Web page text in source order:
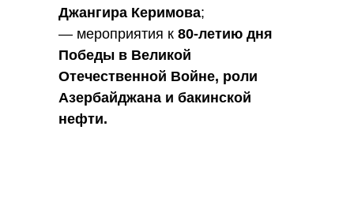
Джангира Керимова;
— мероприятия к 80-летию дня
Победы в Великой
Отечественной Войне, роли
Азербайджана и бакинской
нефти.